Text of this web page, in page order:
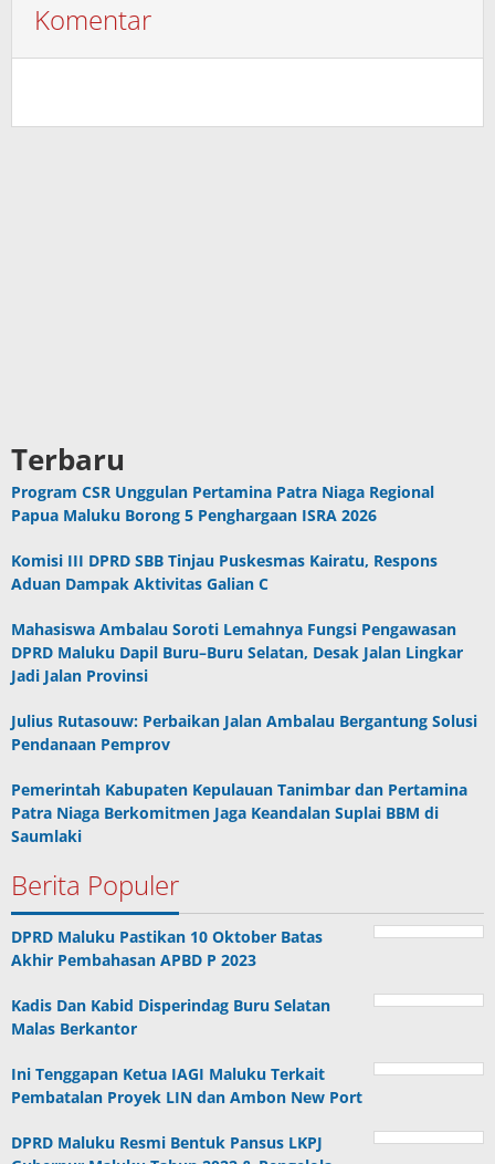
Komentar
Terbaru
Program CSR Unggulan Pertamina Patra Niaga Regional
Papua Maluku Borong 5 Penghargaan ISRA 2026
Komisi III DPRD SBB Tinjau Puskesmas Kairatu, Respons
Aduan Dampak Aktivitas Galian C
Mahasiswa Ambalau Soroti Lemahnya Fungsi Pengawasan
DPRD Maluku Dapil Buru–Buru Selatan, Desak Jalan Lingkar
Jadi Jalan Provinsi
Julius Rutasouw: Perbaikan Jalan Ambalau Bergantung Solusi
Pendanaan Pemprov
Pemerintah Kabupaten Kepulauan Tanimbar dan Pertamina
Patra Niaga Berkomitmen Jaga Keandalan Suplai BBM di
Saumlaki
Berita Populer
DPRD Maluku Pastikan 10 Oktober Batas
Akhir Pembahasan APBD P 2023
Kadis Dan Kabid Disperindag Buru Selatan
Malas Berkantor
Ini Tenggapan Ketua IAGI Maluku Terkait
Pembatalan Proyek LIN dan Ambon New Port
DPRD Maluku Resmi Bentuk Pansus LKPJ